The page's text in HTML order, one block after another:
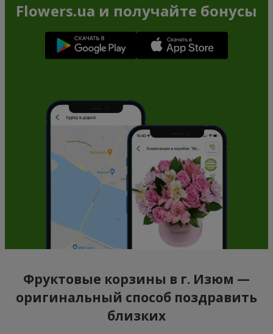
Flowers.ua и получайте бонусы
Фруктовые корзины в г. Изюм —
оригинальный способ поздравить
близких